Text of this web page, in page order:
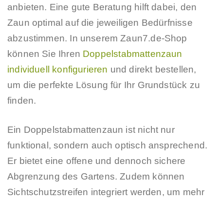
anbieten. Eine gute Beratung hilft dabei, den
Zaun optimal auf die jeweiligen Bedürfnisse
abzustimmen. In unserem Zaun7.de-Shop
können Sie Ihren Doppelstabmattenzaun
individuell konfigurieren und direkt bestellen,
um die perfekte Lösung für Ihr Grundstück zu
finden.
Ein Doppelstabmattenzaun ist nicht nur
funktional, sondern auch optisch ansprechend.
Er bietet eine offene und dennoch sichere
Abgrenzung des Gartens. Zudem können
Sichtschutzstreifen integriert werden, um mehr